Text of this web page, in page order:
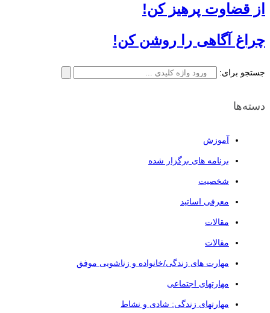
از قضاوت پرهیز كن!
چراغ آگاهی را روشن کن!
جستجو برای:
دسته‌ها
آموزش
برنامه های برگزار شده
شخصیت
معرفی اساتید
مقالات
مقالات
مهارت های زندگی/خانواده و زناشویی موفق
مهارتهای اجتماعی
مهارتهای زندگی: شادی و نشاط